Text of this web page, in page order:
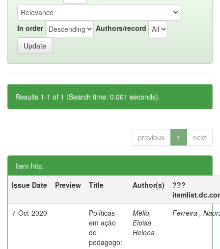
In order Authors/record
Results 1-1 of 1 (Search time: 0.001 seconds).
previous 1 next
Item hits:
Issue Date
Preview Title Author(s)
???
7-Oct-2020
Políticas
em ação
do
pedagogo:
Mello,
Eloisa
Helena
Ferreira ,